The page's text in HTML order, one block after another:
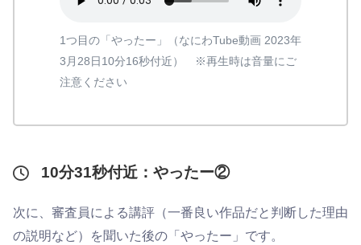
1つ目の「やったー」（なにわTube動画 2023年
3月28日10分16秒付近） ※再生時は音量にご
注意ください
10分31秒付近：やったー②
次に、審査員による講評（一番良い作品だと判断した理由
の説明など）を聞いた後の「やったー」です。